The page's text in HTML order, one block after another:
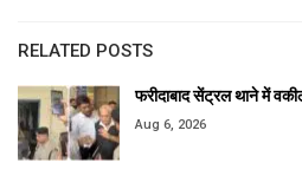
RELATED POSTS
फरीदाबाद सेंट्रल थाने में
Aug 6, 2026